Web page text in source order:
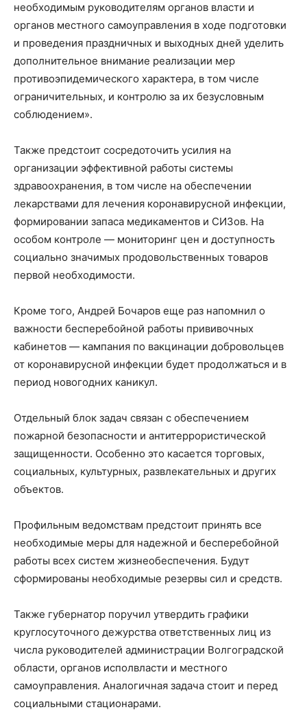
необходимым руководителям органов власти и
органов местного самоуправления в ходе подготовки
и проведения праздничных и выходных дней уделить
дополнительное внимание реализации мер
противоэпидемического характера, в том числе
ограничительных, и контролю за их безусловным
соблюдением».
Также предстоит сосредоточить усилия на
организации эффективной работы системы
здравоохранения, в том числе на обеспечении
лекарствами для лечения коронавирусной инфекции,
формировании запаса медикаментов и СИЗов. На
особом контроле — мониторинг цен и доступность
социально значимых продовольственных товаров
первой необходимости.
Кроме того, Андрей Бочаров еще раз напомнил о
важности бесперебойной работы прививочных
кабинетов — кампания по вакцинации добровольцев
от коронавирусной инфекции будет продолжаться и в
период новогодних каникул.
Отдельный блок задач связан с обеспечением
пожарной безопасности и антитеррористической
защищенности. Особенно это касается торговых,
социальных, культурных, развлекательных и других
объектов.
Профильным ведомствам предстоит принять все
необходимые меры для надежной и бесперебойной
работы всех систем жизнеобеспечения. Будут
сформированы необходимые резервы сил и средств.
Также губернатор поручил утвердить графики
круглосуточного дежурства ответственных лиц из
числа руководителей администрации Волгоградской
области, органов исполвласти и местного
самоуправления. Аналогичная задача стоит и перед
социальными стационарами.